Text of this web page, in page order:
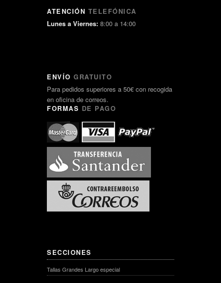
ATENCIÓN TELEFÓNICA
Lunes a Viernes: 8:00 a 14:00
ENVÍO GRATUITO
Para pedidos superiores a 50€ con recogida
en oficina de correos.
FORMAS DE PAGO
SECCIONES
Tallas Grandes Largo especial